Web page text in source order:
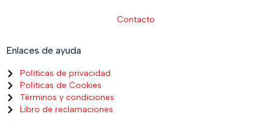
Contacto
Enlaces de ayuda
Políticas de privacidad
Políticas de Cookies
Términos y condiciones
Libro de reclamaciones